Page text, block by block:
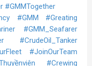
#GMMTogether
#GMM
#Greating
#GMM_Seafarer
#CrudeOil_Tanker
#JoinOurTeam
#Crewing